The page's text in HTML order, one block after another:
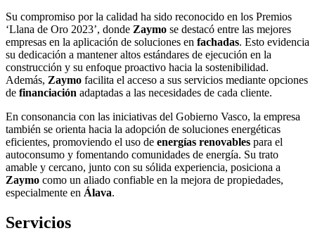
Su compromiso por la calidad ha sido reconocido en los Premios
‘Llana de Oro 2023’, donde Zaymo se destacó entre las mejores
empresas en la aplicación de soluciones en fachadas. Esto evidencia
su dedicación a mantener altos estándares de ejecución en la
construcción y su enfoque proactivo hacia la sostenibilidad.
Además, Zaymo facilita el acceso a sus servicios mediante opciones
de financiación adaptadas a las necesidades de cada cliente.
En consonancia con las iniciativas del Gobierno Vasco, la empresa
también se orienta hacia la adopción de soluciones energéticas
eficientes, promoviendo el uso de energías renovables para el
autoconsumo y fomentando comunidades de energía. Su trato
amable y cercano, junto con su sólida experiencia, posiciona a
Zaymo como un aliado confiable en la mejora de propiedades,
especialmente en Álava.
Servicios